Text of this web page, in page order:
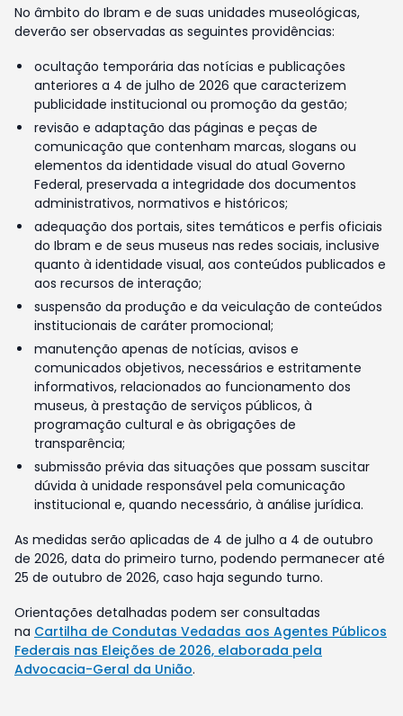
No âmbito do Ibram e de suas unidades museológicas,
deverão ser observadas as seguintes providências:
ocultação temporária das notícias e publicações
anteriores a 4 de julho de 2026 que caracterizem
publicidade institucional ou promoção da gestão;
revisão e adaptação das páginas e peças de
comunicação que contenham marcas, slogans ou
elementos da identidade visual do atual Governo
Federal, preservada a integridade dos documentos
administrativos, normativos e históricos;
adequação dos portais, sites temáticos e perfis oficiais
do Ibram e de seus museus nas redes sociais, inclusive
quanto à identidade visual, aos conteúdos publicados e
aos recursos de interação;
suspensão da produção e da veiculação de conteúdos
institucionais de caráter promocional;
manutenção apenas de notícias, avisos e
comunicados objetivos, necessários e estritamente
informativos, relacionados ao funcionamento dos
museus, à prestação de serviços públicos, à
programação cultural e às obrigações de
transparência;
submissão prévia das situações que possam suscitar
dúvida à unidade responsável pela comunicação
institucional e, quando necessário, à análise jurídica.
As medidas serão aplicadas de 4 de julho a 4 de outubro
de 2026, data do primeiro turno, podendo permanecer até
25 de outubro de 2026, caso haja segundo turno.
Orientações detalhadas podem ser consultadas
na Cartilha de Condutas Vedadas aos Agentes Públicos
Federais nas Eleições de 2026, elaborada pela
Advocacia-Geral da União.